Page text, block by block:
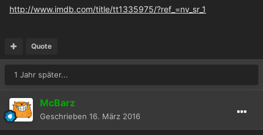
http://www.imdb.com/title/tt1335975/?ref_=nv_sr_1
Quote
1 Jahr später...
McBarz
Geschrieben 16. März 2016